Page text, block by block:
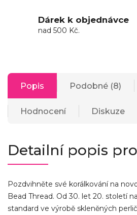
Dárek k objednávce
nad 500 Kč.
Popis Podobné (8)
Hodnocení Diskuze
Detailní popis
Pozdvihněte své korálkování na
Bead Thread. Od 30. let 20. století
standard ve výrobě skleněných